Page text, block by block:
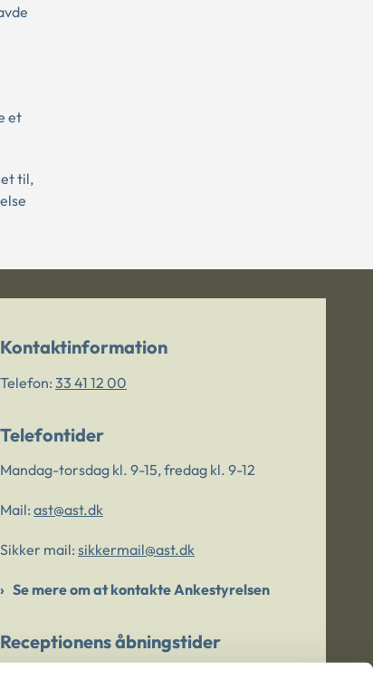
et
til,
Kontaktinformation
Telefon: 33 41 12 00
Telefontider
Mandag-torsdag kl. 9-15, fredag kl. 9-12
Mail: ast@ast.dk
Sikker mail: sikkermail@ast.dk
Se mere om at kontakte Ankestyrelsen
Receptionens åbningstider